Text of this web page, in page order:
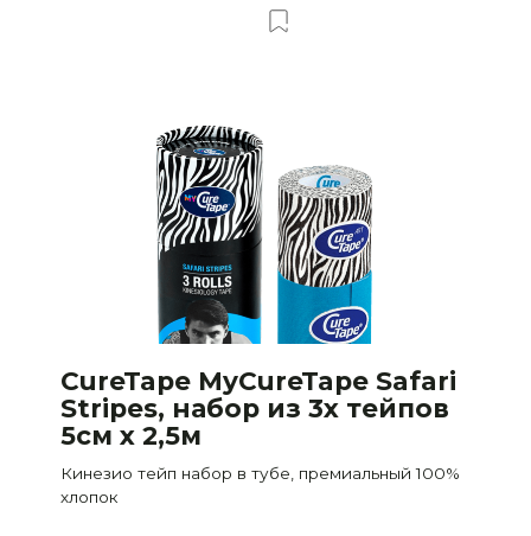
CureTape MyCureTape Safari
Stripes, набор из 3х тейпов
5см х 2,5м
Кинезио тейп набор в тубе, премиальный 100%
хлопок